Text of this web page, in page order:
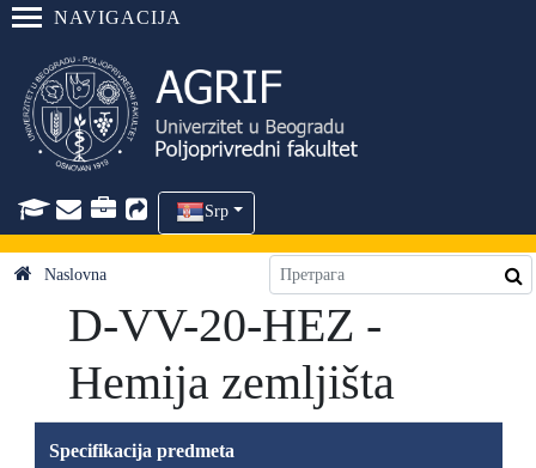
NAVIGACIJA
Srp
Naslovna
D-VV-20-HEZ -
Hemija zemljišta
Specifikacija predmeta